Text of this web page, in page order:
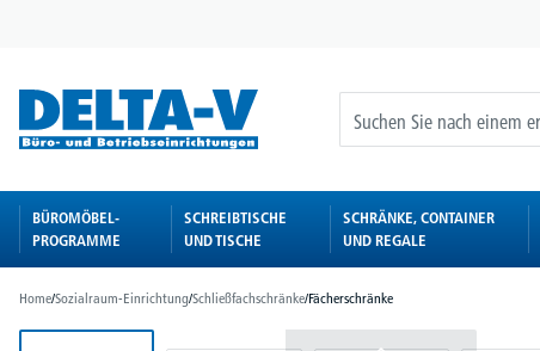
BÜROMÖBEL-
PROGRAMME
SCHREIBTISCHE
UND TISCHE
SCHRÄNKE, CONTAINER
UND REGALE
Home/Sozialraum-Einrichtung/Schließfachschränke/Fächerschränke